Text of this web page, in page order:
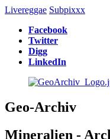
Livereggae Subpixxx
Facebook
Twitter
Digg
LinkedIn
Geo-Archiv
Mineralien -